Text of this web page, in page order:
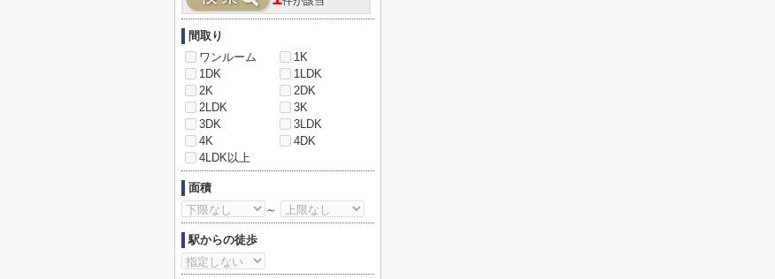
間取り
ワンルーム
1K
1DK
1LDK
2K
2DK
2LDK
3K
3DK
3LDK
4K
4DK
4LDK以上
面積
～
駅からの徒歩